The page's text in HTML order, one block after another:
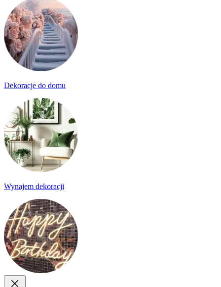
Dekoracje do domu
Wynajem dekoracji